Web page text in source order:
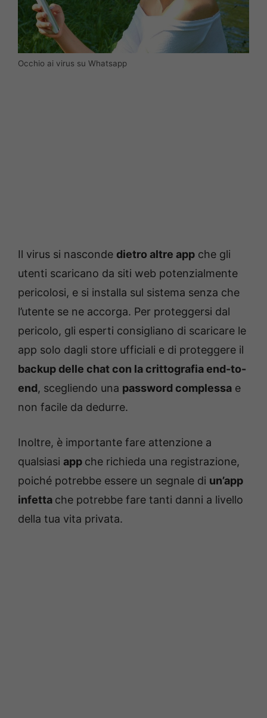
Occhio ai virus su Whatsapp
Il virus si nasconde dietro altre app che gli
utenti scaricano da siti web potenzialmente
pericolosi, e si installa sul sistema senza che
l’utente se ne accorga. Per proteggersi dal
pericolo, gli esperti consigliano di scaricare le
app solo dagli store ufficiali e di proteggere il
backup delle chat con la crittografia end-to-
end, scegliendo una password complessa e
non facile da dedurre.
Inoltre, è importante fare attenzione a
qualsiasi app che richieda una registrazione,
poiché potrebbe essere un segnale di un’app
infetta che potrebbe fare tanti danni a livello
della tua vita privata.